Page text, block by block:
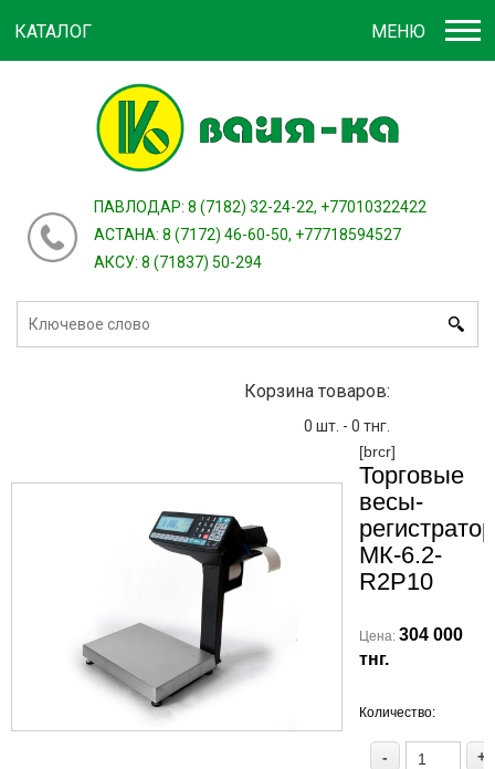
зарегистрироваться
ПАВЛОДАР: 8 (7182) 32-24-22, +77010322422
АСТАНА: 8 (7172) 46-60-50, +77718594527
АКСУ: 8 (71837) 50-294
Корзина товаров:
0 шт. - 0 тнг.
МЕНЮ
КАТАЛОГ
[brcr]
Торговые
весы-
МК-6.2-
R2P10
Цена: 304 000
тнг.
Количество:
+
-